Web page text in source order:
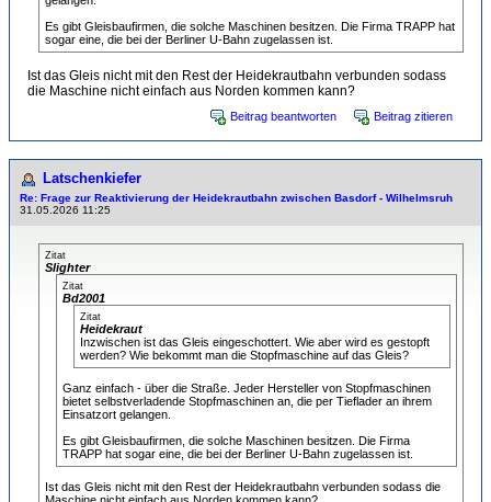
Es gibt Gleisbaufirmen, die solche Maschinen besitzen. Die Firma TRAPP hat
sogar eine, die bei der Berliner U-Bahn zugelassen ist.
Ist das Gleis nicht mit den Rest der Heidekrautbahn verbunden sodass
die Maschine nicht einfach aus Norden kommen kann?
Beitrag beantworten Beitrag zitieren
Latschenkiefer
Re: Frage zur Reaktivierung der Heidekrautbahn zwischen Basdorf - Wilhelmsruh
31.05.2026 11:25
Zitat
Slighter
Zitat
Bd2001
Zitat
Heidekraut
Inzwischen ist das Gleis eingeschottert. Wie aber wird es gestopft
werden? Wie bekommt man die Stopfmaschine auf das Gleis?
Ganz einfach - über die Straße. Jeder Hersteller von Stopfmaschinen
bietet selbstverladende Stopfmaschinen an, die per Tieflader an ihrem
Einsatzort gelangen.
Es gibt Gleisbaufirmen, die solche Maschinen besitzen. Die Firma
TRAPP hat sogar eine, die bei der Berliner U-Bahn zugelassen ist.
Ist das Gleis nicht mit den Rest der Heidekrautbahn verbunden sodass die